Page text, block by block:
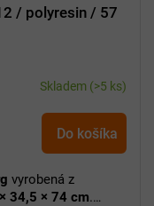
/ polyresin / 57
Skladem (>5 ks)
Do košíka
vyrobená z
34,5 × 74 cm.